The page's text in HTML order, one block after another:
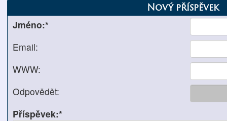
Nový příspěvek
Jméno:*
Email:
WWW:
Odpovědět:
Příspěvek:*